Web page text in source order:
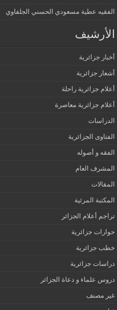
الفقيه عطية مسعودي الحسني الجلفاوي
الأرشيف
أخبار جزائرية
أشعار جزائرية
أعلام جزائرية راحلة
أعلام جزائرية معاصرة
الدراسات
الفتاوى الجزائرية
الفقه و أصوله
المشرف العام
المقالات
المكتبة المرئية
تراجم أعلام الجزائر
حوارات جزائرية
خطب جزائرية
دراسات جزائرية
دروس علماء و دعاة الجزائر
غير مصنف